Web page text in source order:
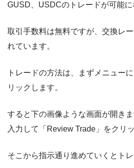
GUSD、USDCのトレードが可能に
取引手数料は無料ですが、交換レ
れています。
トレードの方法は、まずメニュー
リックします。
すると下の画像ような画面が開き
入力して「Review Trade」をクリ
そこから指示通り進めていくとトレ